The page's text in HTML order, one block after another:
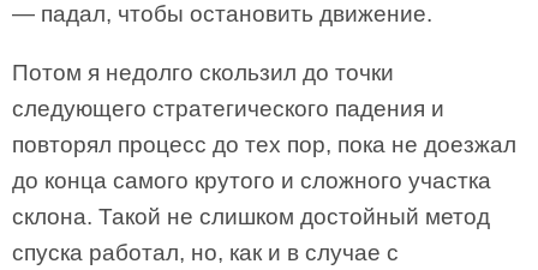
— падал, чтобы остановить движение.
Потом я недолго скользил до точки
следующего стратегического падения и
повторял процесс до тех пор, пока не доезжал
до конца самого крутого и сложного участка
склона. Такой не слишком достойный метод
спуска работал, но, как и в случае с